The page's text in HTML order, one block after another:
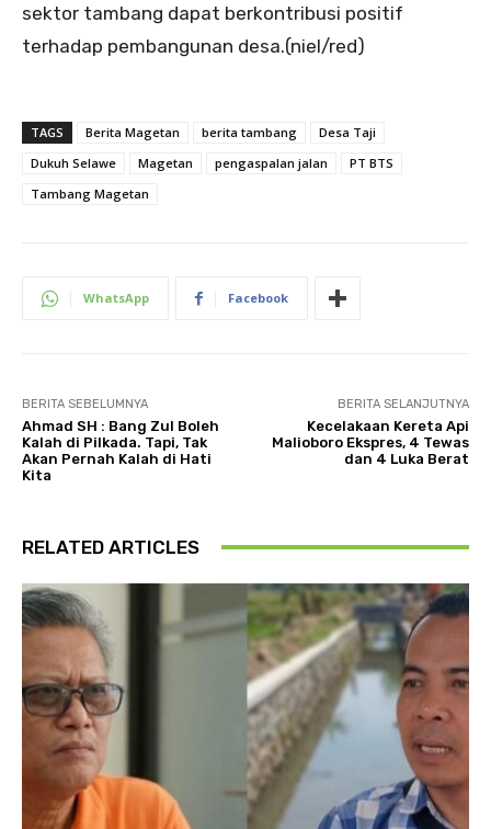
sektor tambang dapat berkontribusi positif
terhadap pembangunan desa.(niel/red)
TAGS Berita Magetan berita tambang
Desa Taji
Dukuh Selawe
Magetan pengaspalan jalan
PT BTS
Tambang Magetan
WhatsApp Facebook
BERITA SEBELUMNYA
Ahmad SH : Bang Zul Boleh
Kalah di Pilkada. Tapi, Tak
Akan Pernah Kalah di Hati
Kita
BERITA SELANJUTNYA
Kecelakaan Kereta Api
Malioboro Ekspres, 4 Tewas
dan 4 Luka Berat
RELATED ARTICLES